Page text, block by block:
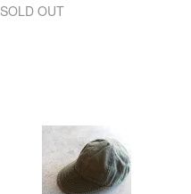
SOLD OUT